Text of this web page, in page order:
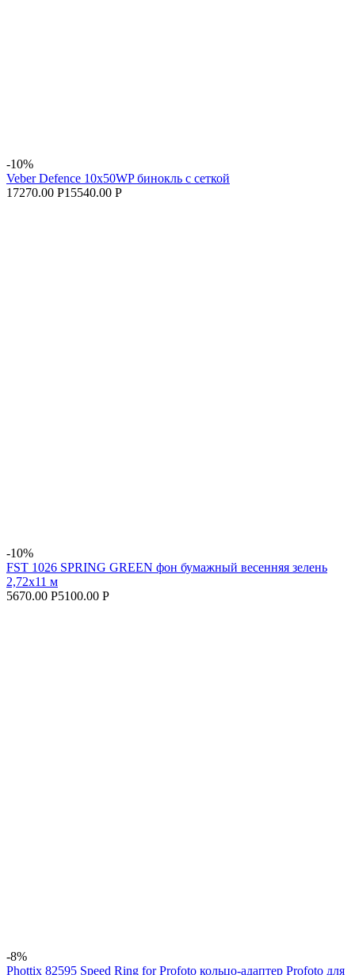
-10%
Veber Defence 10x50WP бинокль с сеткой
17270.00 Р15540.00 Р
-10%
FST 1026 SPRING GREEN фон бумажный весенняя зелень
2,72х11 м
5670.00 Р5100.00 Р
-8%
Phottix 82595 Speed Ring for Profoto кольцо-адаптер Profoto для